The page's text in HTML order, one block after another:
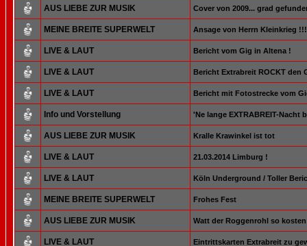
AUS LIEBE ZUR MUSIK Cover von 2009... grad
MEINE BREITE SUPERWELT Ansage von Herrn Kleinkrieg
LIVE & LAUT Bericht vom Gig in Altena !
LIVE & LAUT Bericht Extrabreit ROCKT den
LIVE & LAUT Bericht mit Fotostrecke vom
Info und Vorstellung 'Ne lange EXTRABREIT-Nacht
AUS LIEBE ZUR MUSIK Kralle Krawinkel ist tot
LIVE & LAUT 21.03.2014 Limburg !
LIVE & LAUT Köln Underground / Toller
MEINE BREITE SUPERWELT Frohes Fest
AUS LIEBE ZUR MUSIK Watt der Roggenrohl so
LIVE & LAUT Eintrittskarten Extrabreit zu